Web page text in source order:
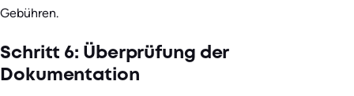
Gebühren.
Schritt 6: Überprüfung der
Dokumentation